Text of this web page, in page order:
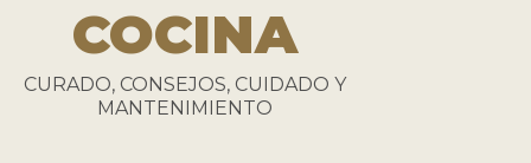
COCINA
CURADO, CONSEJOS, CUIDADO Y
MANTENIMIENTO